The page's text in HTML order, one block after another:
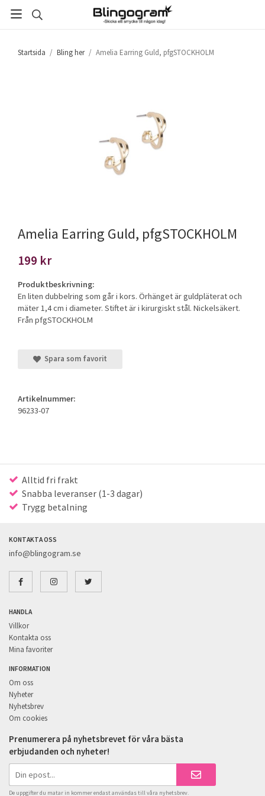
Startsida / Bling her / Amelia Earring Guld, pfgSTOCKHOLM
Amelia Earring Guld, pfgSTOCKHOLM
199 kr
Produktbeskrivning:
En liten dubbelring som går i kors. Örhänget är guldpläterat och
mäter 1,4 cm i diameter. Stiftet är i kirurgiskt stål. Nickelsäkert.
Från pfgSTOCKHOLM
Spara som favorit
Artikelnummer:
96233-07
Alltid fri frakt
Snabba leveranser (1-3 dagar)
Trygg betalning
KONTAKTA OSS
info@blingogram.se
HANDLA
Villkor
Kontakta oss
Mina favoriter
INFORMATION
Om oss
Nyheter
Nyhetsbrev
Om cookies
Prenumerera på nyhetsbrevet för våra bästa
erbjudanden och nyheter!
De uppgifter du matar in kommer endast användas till våra nyhetsbrev.